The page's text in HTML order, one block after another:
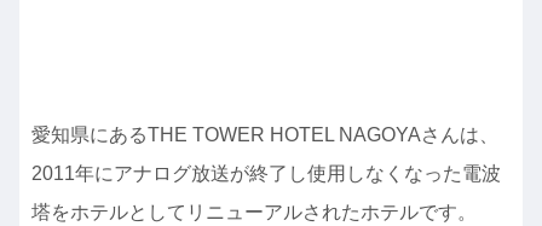
愛知県にあるTHE TOWER HOTEL NAGOYAさんは、
2011年にアナログ放送が終了し使用しなくなった電波
塔をホテルとしてリニューアルされたホテルです。